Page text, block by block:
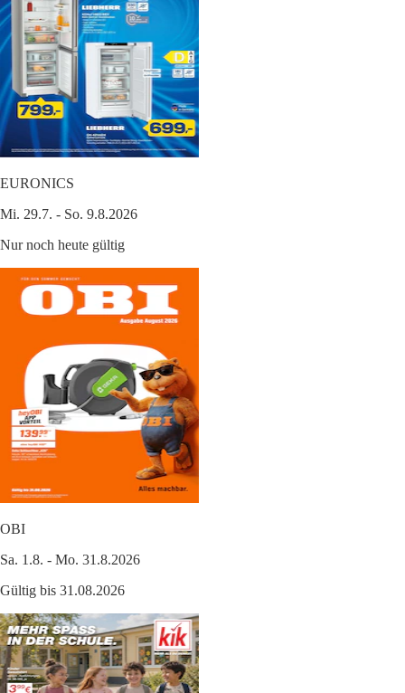
EURONICS
Mi. 29.7. - So. 9.8.2026
Nur noch heute gültig
OBI
Sa. 1.8. - Mo. 31.8.2026
Gültig bis 31.08.2026